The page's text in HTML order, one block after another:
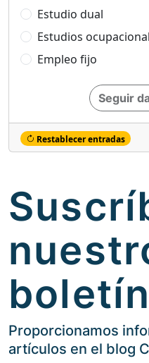
Estudio dual
Estudios
Empleo fijo
Seguir
Restablecer entradas
Proporcionamos
artículos en el blog